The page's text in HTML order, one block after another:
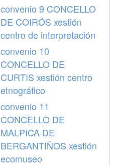
convenio 9 CONCELLO
DE COIRÓS xestión
centro de interpretación
convenio 10
CONCELLO DE
CURTIS xestión centro
etnográfico
convenio 11
CONCELLO DE
MALPICA DE
BERGANTIÑOS xestión
ecomuseo